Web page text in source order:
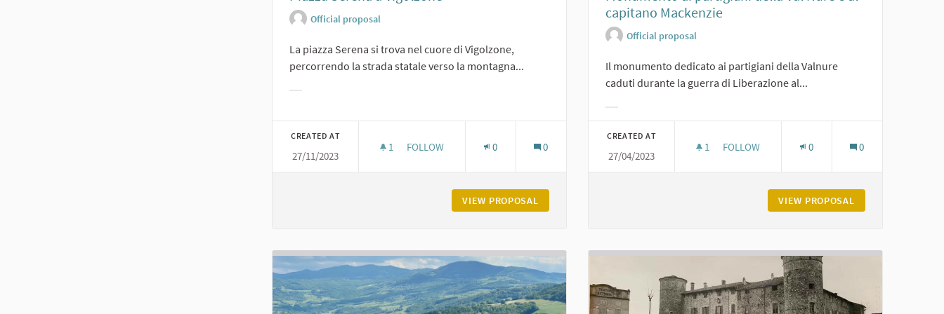
Official proposal
La piazza Serena si trova nel cuore di Vigolzone,
percorrendo la strada statale verso la montagna...
CREATED AT
27/11/2023
1 1 FOLLOWER
FOLLOW 0 0
VIEW PROPOSAL
capitano Mackenzie
Official proposal
Il monumento dedicato ai partigiani della Valnure
caduti durante la guerra di Liberazione al...
CREATED AT
27/04/2023
1 1 FOLLOWER
FOLLOW 0 0
VIEW PROPOSAL